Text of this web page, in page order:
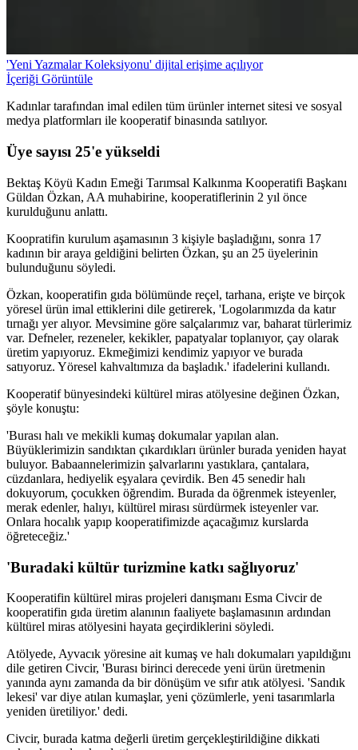
'Yeni Yazmalar Koleksiyonu' dijital erişime açılıyor
İçeriği Görüntüle
Kadınlar tarafından imal edilen tüm ürünler internet sitesi ve sosyal
medya platformları ile kooperatif binasında satılıyor.
Üye sayısı 25'e yükseldi
Bektaş Köyü Kadın Emeği Tarımsal Kalkınma Kooperatifi Başkanı
Güldan Özkan, AA muhabirine, kooperatiflerinin 2 yıl önce
kurulduğunu anlattı.
Koopratifin kurulum aşamasının 3 kişiyle başladığını, sonra 17
kadının bir araya geldiğini belirten Özkan, şu an 25 üyelerinin
bulunduğunu söyledi.
Özkan, kooperatifin gıda bölümünde reçel, tarhana, erişte ve birçok
yöresel ürün imal ettiklerini dile getirerek, 'Logolarımızda da katır
tırnağı yer alıyor. Mevsimine göre salçalarımız var, baharat türlerimiz
var. Defneler, rezeneler, kekikler, papatyalar toplanıyor, çay olarak
üretim yapıyoruz. Ekmeğimizi kendimiz yapıyor ve burada
satıyoruz. Yöresel kahvaltımıza da başladık.' ifadelerini kullandı.
Kooperatif bünyesindeki kültürel miras atölyesine değinen Özkan,
şöyle konuştu:
'Burası halı ve mekikli kumaş dokumalar yapılan alan.
Büyüklerimizin sandıktan çıkardıkları ürünler burada yeniden hayat
buluyor. Babaannelerimizin şalvarlarını yastıklara, çantalara,
cüzdanlara, hediyelik eşyalara çevirdik. Ben 45 senedir halı
dokuyorum, çocukken öğrendim. Burada da öğrenmek isteyenler,
merak edenler, halıyı, kültürel mirası sürdürmek isteyenler var.
Onlara hocalık yapıp kooperatifimizde açacağımız kurslarda
öğreteceğiz.'
'Buradaki kültür turizmine katkı sağlıyoruz'
Kooperatifin kültürel miras projeleri danışmanı Esma Civcir de
kooperatifin gıda üretim alanının faaliyete başlamasının ardından
kültürel miras atölyesini hayata geçirdiklerini söyledi.
Atölyede, Ayvacık yöresine ait kumaş ve halı dokumaları yapıldığını
dile getiren Civcir, 'Burası birinci derecede yeni ürün üretmenin
yanında aynı zamanda da bir dönüşüm ve sıfır atık atölyesi. 'Sandık
lekesi' var diye atılan kumaşlar, yeni çözümlerle, yeni tasarımlarla
yeniden üretiliyor.' dedi.
Civcir, burada katma değerli üretim gerçekleştirildiğine dikkati